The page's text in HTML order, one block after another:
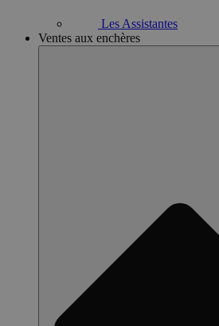
Les Assistantes
Ventes aux enchères